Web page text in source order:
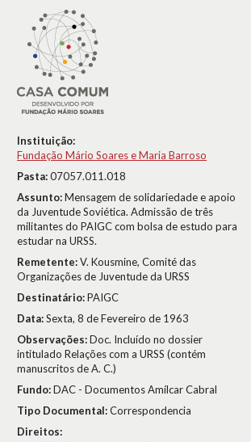
Instituição:
Fundação Mário Soares e Maria Barroso
Pasta:07057.011.018
Assunto:Mensagem de solidariedade e apoio
da Juventude Soviética. Admissão de três
militantes do PAIGC com bolsa de estudo para
estudar na URSS.
Remetente:V. Kousmine, Comité das
Organizações de Juventude da URSS
Destinatário:PAIGC
Data:Sexta, 8 de Fevereiro de 1963
Observações:Doc. Incluído no dossier
intitulado Relações com a URSS (contém
manuscritos de A. C.)
Fundo:DAC - Documentos Amílcar Cabral
Tipo Documental:Correspondencia
Direitos: